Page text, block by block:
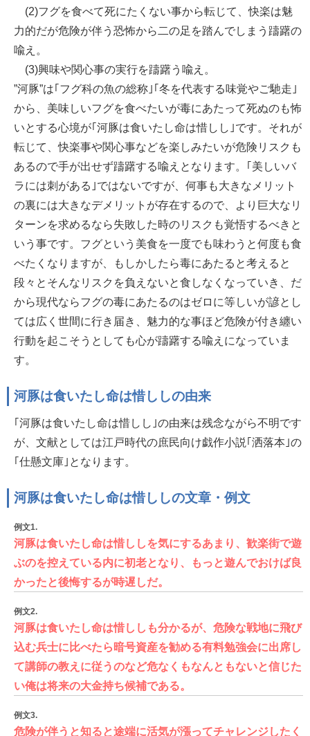
(2)フグを食べて死にたくない事から転じて、快楽は魅
力的だが危険が伴う恐怖から二の足を踏んでしまう躊躇の
喩え。
(3)興味や関心事の実行を躊躇う喩え。
”河豚”は｢フグ科の魚の総称｣｢冬を代表する味覚やご馳走｣
から、美味しいフグを食べたいが毒にあたって死ぬのも怖
いとする心境が｢河豚は食いたし命は惜しし｣です。それが
転じて、快楽事や関心事などを楽しみたいが危険リスクも
あるので手が出せず躊躇する喩えとなります。｢美しいバ
ラには刺がある｣ではないですが、何事も大きなメリット
の裏には大きなデメリットが存在するので、より巨大なリ
ターンを求めるなら失敗した時のリスクも覚悟するべきと
いう事です。フグという美食を一度でも味わうと何度も食
べたくなりますが、もしかしたら毒にあたると考えると
段々とそんなリスクを負えないと食しなくなっていき、だ
から現代ならフグの毒にあたるのはゼロに等しいが諺とし
ては広く世間に行き届き、魅力的な事ほど危険が付き纏い
行動を起こそうとしても心が躊躇する喩えになっていま
す。
河豚は食いたし命は惜ししの由来
｢河豚は食いたし命は惜しし｣の由来は残念ながら不明です
が、文献としては江戸時代の庶民向け戯作小説｢洒落本｣の
｢仕懸文庫｣となります。
河豚は食いたし命は惜ししの文章・例文
例文1.
河豚は食いたし命は惜ししを気にするあまり、歓楽街で遊
ぶのを控えている内に初老となり、もっと遊んでおけば良
かったと後悔するが時遅しだ。
例文2.
河豚は食いたし命は惜ししも分かるが、危険な戦地に飛び
込む兵士に比べたら暗号資産を勧める有料勉強会に出席し
て講師の教えに従うのなど危なくもなんともないと信じた
い俺は将来の大金持ち候補である。
例文3.
危険が伴うと知ると途端に活気が漲ってチャレンジしたく